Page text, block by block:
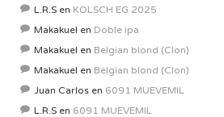
L.R.S en KOLSCH EG 2025
Makakuel en Doble ipa
Makakuel en Belgian blond (Clon)
Makakuel en Belgian blond (Clon)
Juan Carlos en 6091 MUEVEMIL
L.R.S en 6091 MUEVEMIL